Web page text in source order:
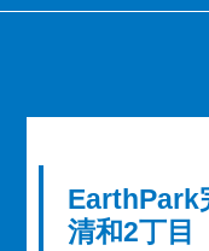
EarthPark
清和2丁目